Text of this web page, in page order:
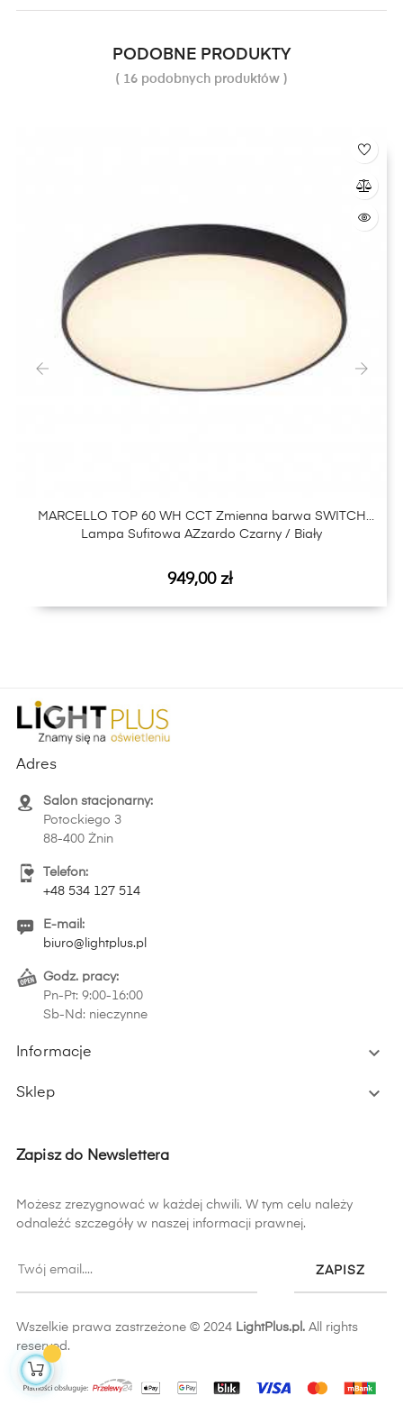
PODOBNE PRODUKTY
( 16 podobnych produktów )
MARCELLO TOP 60 WH CCT Zmienna barwa SWITCH
Lampa Sufitowa AZzardo Czarny / Biały
Cena
949,00 zł
Adres
Salon stacjonarny:
Potockiego 3
88-400 Żnin
Telefon:
+48 534 127 514
E-mail:
biuro@lightplus.pl
Godz. pracy:
Pn-Pt: 9:00-16:00
Sb-Nd: nieczynne
Informacje 
Sklep 
Zapisz do Newslettera
Możesz zrezygnować w każdej chwili. W tym celu należy
odnaleźć szczegóły w naszej informacji prawnej.
ZAPISZ
Wszelkie prawa zastrzeżone © 2024 LightPlus.pl. All rights
reserved.